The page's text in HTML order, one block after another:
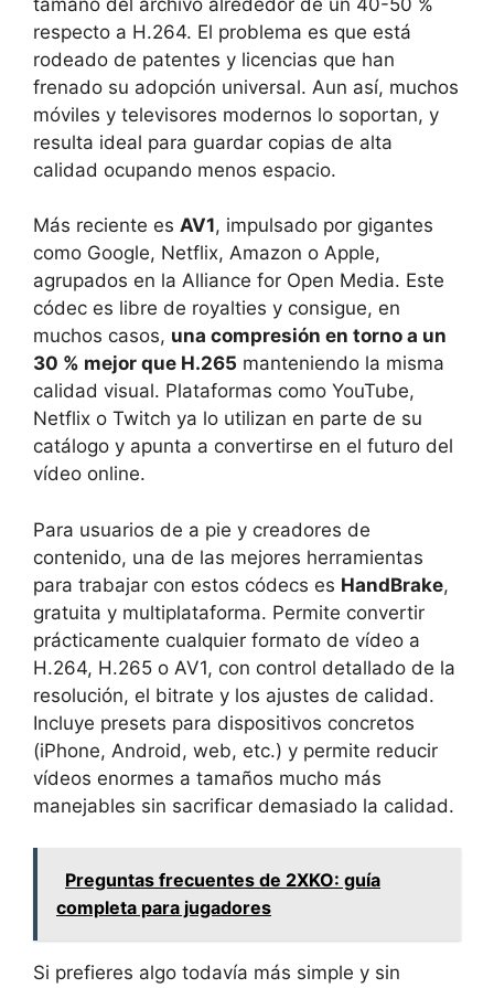
respecto a H.264. El problema es que está
rodeado de patentes y licencias que han
frenado su adopción universal. Aun así, muchos
móviles y televisores modernos lo soportan, y
resulta ideal para guardar copias de alta
calidad ocupando menos espacio.
Más reciente es AV1, impulsado por gigantes
como Google, Netflix, Amazon o Apple,
agrupados en la Alliance for Open Media. Este
códec es libre de royalties y consigue, en
muchos casos, una compresión en torno a un
30 % mejor que H.265 manteniendo la misma
calidad visual. Plataformas como YouTube,
Netflix o Twitch ya lo utilizan en parte de su
catálogo y apunta a convertirse en el futuro del
vídeo online.
Para usuarios de a pie y creadores de
contenido, una de las mejores herramientas
para trabajar con estos códecs es HandBrake,
gratuita y multiplataforma. Permite convertir
prácticamente cualquier formato de vídeo a
H.264, H.265 o AV1, con control detallado de la
resolución, el bitrate y los ajustes de calidad.
Incluye presets para dispositivos concretos
(iPhone, Android, web, etc.) y permite reducir
vídeos enormes a tamaños mucho más
manejables sin sacrificar demasiado la calidad.
Preguntas frecuentes de 2XKO: guía
completa para jugadores
Si prefieres algo todavía más simple y sin